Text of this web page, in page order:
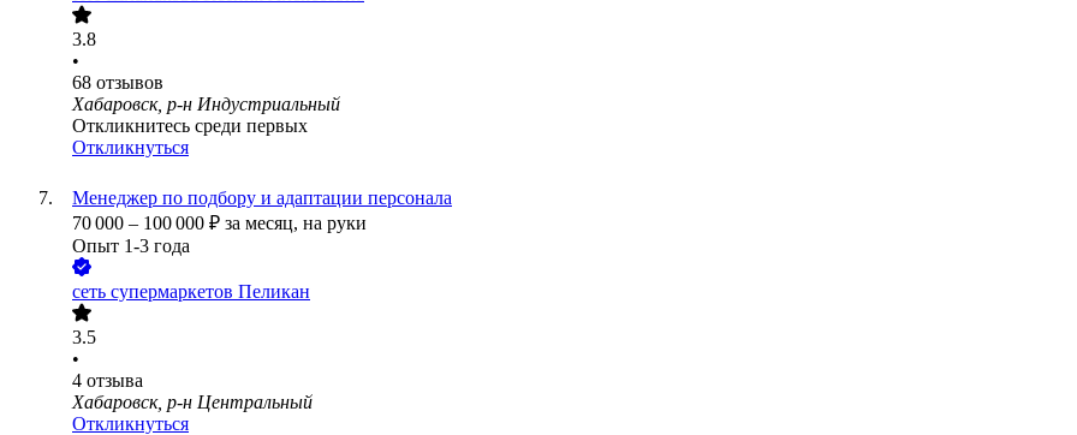
3.8
•
68 отзывов
Хабаровск, р-н Индустриальный
Откликнитесь среди первых
Откликнуться
Менеджер по подбору и адаптации персонала
70 000 – 100 000 ₽ за месяц, на руки
Опыт 1-3 года
сеть супермаркетов Пеликан
3.5
•
4 отзыва
Хабаровск, р-н Центральный
Откликнуться